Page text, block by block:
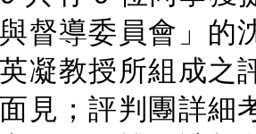
督導委員會」的
凝教授所組成之
見；評判團詳細